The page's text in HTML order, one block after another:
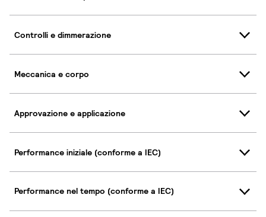
Controlli e dimmerazione
Meccanica e corpo
Approvazione e applicazione
Performance iniziale (conforme a IEC)
Performance nel tempo (conforme a IEC)